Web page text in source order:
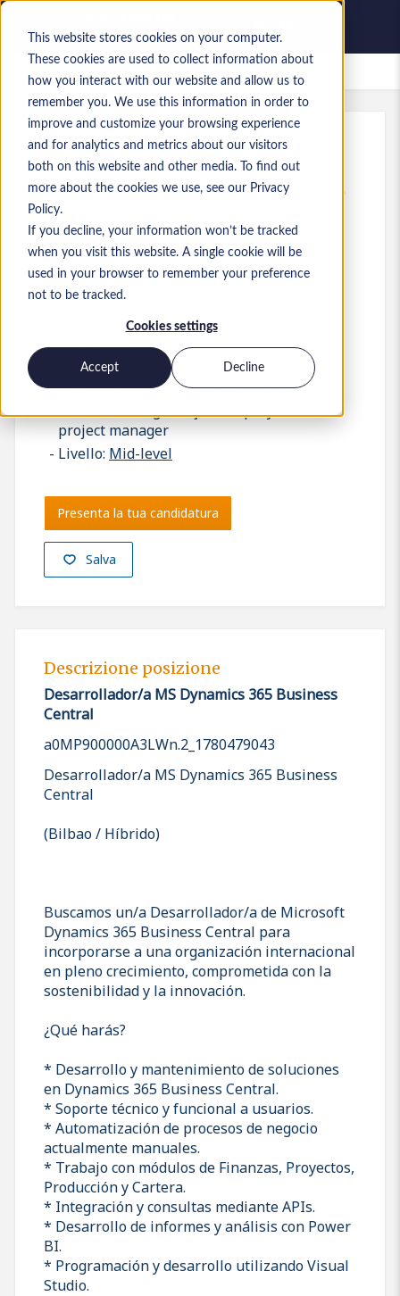
This website stores cookies on your computer.
These cookies are used to collect information about
how you interact with our website and allow us to
remember you. We use this information in order to
improve and customize your browsing experience
and for analytics and metrics about our visitors
both on this website and other media. To find out
more about the cookies we use, see our Privacy
Policy.
If you decline, your information won’t be tracked
when you visit this website. A single cookie will be
used in your browser to remember your preference
not to be tracked.
Cookies settings
Accept Decline
Lavori salvati
Rif.: a0MP900000A3LWn.2_1780479043
Desarrollador/a MS Dynamics 365
Business Central
Spain
Competenze: MS Dynamics 365 Business
Central, dynamics NAV, NAVISION, ERP,
desarrollador, programador, Microsoft, MS,
consultor funcional, business analyst,
analista de negocio, jefe de proyectos,
project manager
Livello: Mid-level
Salva
Presenta la tua candidatura
Descrizione posizione
Desarrollador/a MS Dynamics 365 Business
Central
a0MP900000A3LWn.2_1780479043
Desarrollador/a MS Dynamics 365 Business
Central
(Bilbao / Híbrido)
Buscamos un/a Desarrollador/a de Microsoft
Dynamics 365 Business Central para
incorporarse a una organización internacional
en pleno crecimiento, comprometida con la
sostenibilidad y la innovación.
¿Qué harás?
* Desarrollo y mantenimiento de soluciones
en Dynamics 365 Business Central.
* Soporte técnico y funcional a usuarios.
* Automatización de procesos de negocio
actualmente manuales.
* Trabajo con módulos de Finanzas, Proyectos,
Producción y Cartera.
* Integración y consultas mediante APIs.
* Desarrollo de informes y análisis con Power
BI.
* Programación y desarrollo utilizando Visual
Studio.